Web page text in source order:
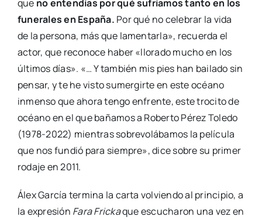
que no entendías por qué sufríamos tanto en los
funerales en España. Por qué no celebrar la vida
de la persona, más que lamentarla», recuerda el
actor, que reconoce haber «llorado mucho en los
últimos días». «… Y también mis pies han bailado sin
pensar, y te he visto sumergirte en este océano
inmenso que ahora tengo enfrente, este trocito de
océano en el que bañamos a Roberto Pérez Toledo
(1978-2022) mientras sobrevolábamos la película
que nos fundió para siempre», dice sobre su primer
rodaje en 2011.
Álex García termina la carta volviendo al principio, a
la expresión Fara Frickaque escucharon una vez en